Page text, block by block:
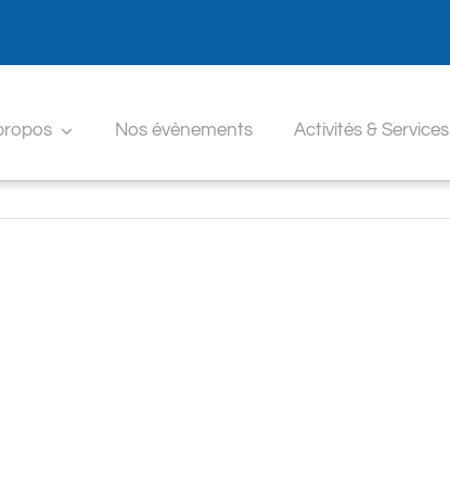
Nos évènements Activités & Services